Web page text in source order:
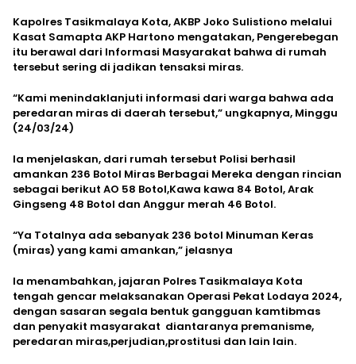
Kapolres Tasikmalaya Kota, AKBP Joko Sulistiono melalui
Kasat Samapta AKP Hartono mengatakan, Pengerebegan
itu berawal dari Informasi Masyarakat bahwa di rumah
tersebut sering di jadikan tensaksi miras.
“Kami menindaklanjuti informasi dari warga bahwa ada
peredaran miras di daerah tersebut,” ungkapnya, Minggu
(24/03/24)
Ia menjelaskan, dari rumah tersebut Polisi berhasil
amankan 236 Botol Miras Berbagai Mereka dengan rincian
sebagai berikut AO 58 Botol,Kawa kawa 84 Botol, Arak
Gingseng 48 Botol dan Anggur merah 46 Botol.
“Ya Totalnya ada sebanyak 236 botol Minuman Keras
(miras) yang kami amankan,” jelasnya
Ia menambahkan, jajaran Polres Tasikmalaya Kota
tengah gencar melaksanakan Operasi Pekat Lodaya 2024,
dengan sasaran segala bentuk gangguan kamtibmas
dan penyakit masyarakat diantaranya premanisme,
peredaran miras,perjudian,prostitusi dan lain lain.